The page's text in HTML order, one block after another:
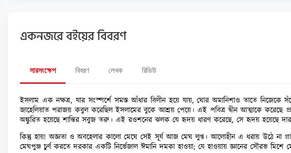
একনজরে বইয়ের বিবরণ
সারসংক্ষেপ বিবরণ লেখক রিভিউ
ইসলাম এক নক্ষত্র, যার সংস্পর্শে সমস্ত আঁধার বিলীন হয়ে যায়, ঘোর অমানিশাও তাতে
জাহেলিয়াত পরাজয় কবুল করেছিল ইসলামের বুকে আশ্রয় পেয়ে। এই পবিত্র দ্বীন আত্মাকে করেছে
অঙ্কুরিত হয়েছে শান্তির সবুজ তরু। এই রওশনের ঝলক যে হৃদয় ধারণ করেছে, সে হৃদয় হয়েছে
কিন্তু হায়! অজ্ঞতা ও অবহেলার কালো মেঘে সেই সূর্য আজ মেঘ লুপ্ত। আলোহীন এ ধরায় উঠে না
মেঘপুঞ্জ চুর্ণ করতে দরকার একটি নির্ভেজাল ঈমানি দমকা হাওয়া; যে হাওয়ায় জ্ঞানের সৌরভ